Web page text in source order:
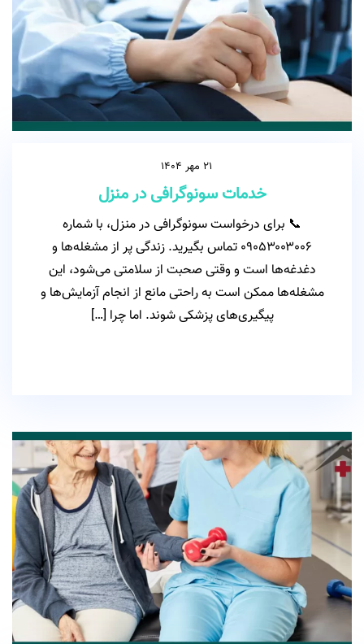
21 مهر 1404
خدمات سونوگرافی در منزل
📞 برای درخواست سونوگرافی در منزل، با شماره
۰۹۰۵۳۰۰۳۰۰۶ تماس بگیرید. زندگی پر از مشغله‌ها و
دغدغه‌ها است و وقتی صحبت از سلامتی می‌شود، این
مشغله‌ها ممکن است به راحتی مانع از انجام آزمایش‌ها و
پیگیری‌های پزشکی شوند. اما چرا […]